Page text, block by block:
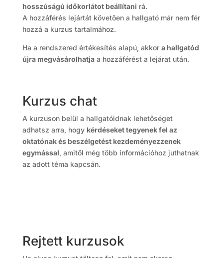
hosszúságú időkorlátot beállítani rá.
A hozzáférés lejártát követően a hallgató már nem fér
hozzá a kurzus tartalmához.
Ha a rendszered értékesítés alapú, akkor a hallgatód
újra megvásárolhatjaa hozzáférést a lejárat után.
Kurzus chat
A kurzuson belül a hallgatóidnak lehetőséget
adhatsz arra, hogy kérdéseket tegyenek fel az
oktatónak és beszélgetést kezdeményezzenek
egymással, amitől még több információhoz juthatnak
az adott téma kapcsán.
Rejtett kurzusok